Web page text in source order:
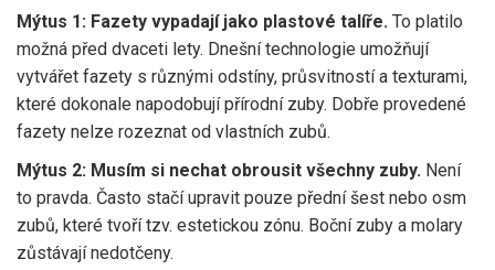
Mýtus 1: Fazety vypadají jako plastové talíře. To platilo
možná před dvaceti lety. Dnešní technologie umožňují
vytvářet fazety s různými odstíny, průsvitností a texturami,
které dokonale napodobují přírodní zuby. Dobře provedené
fazety nelze rozeznat od vlastních zubů.
Mýtus 2: Musím si nechat obrousit všechny zuby. Není
to pravda. Často stačí upravit pouze přední šest nebo osm
zubů, které tvoří tzv. estetickou zónu. Boční zuby a molary
zůstávají nedotčeny.